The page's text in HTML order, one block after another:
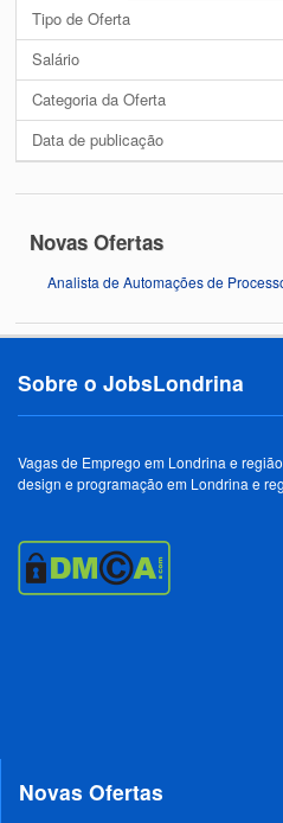
Tipo de Oferta
Salário
Categoria da Oferta
Data de publicação
Novas Ofertas
Analista de Automações de
Sobre o JobsLondrina
Vagas de Emprego em Londrina e
design e programação em Londrina e
Novas Ofertas